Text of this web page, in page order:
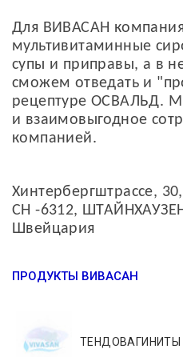
Для ВИВАСАН
мультивитаминные
супы и приправы, а в
сможем отведать и
рецептуре ОСВАЛЬД.
и взаимовыгодное
компанией.
Хинтербергштрассе, 30,
CH -6312,
Швейцария
ПРОДУКТЫ ВИВАСАН
ТЕНДОВАГИНИТЫ